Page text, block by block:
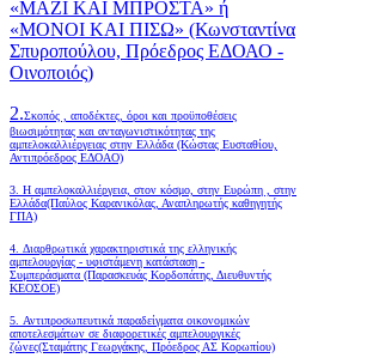
«ΜΑΖΙ ΚΑΙ ΜΠΡΟΣΤΑ» ή
«ΜΟΝΟΙ ΚΑΙ ΠΙΣΩ» (Κωνσταντίνα
Σπυροπούλου, Πρόεδρος ΕΔΟΑΟ -
Οινοποιός)
2.Σκοπός , αποδέκτες, όροι και προϋποθέσεις
βιωσιμότητας και ανταγωνιστικότητας της
αμπελοκαλλιέργειας στην Ελλάδα (Κώστας Ευσταθίου,
Αντιπρόεδρος ΕΔΟΑΟ)
3. Η αμπελοκαλλιέργεια, στον κόσμο, στην Ευρώπη , στην
Ελλάδα(Παύλος Καρανικόλας, Αναπληρωτής καθηγητής
ΓΠΑ)
4. Διαρθρωτικά χαρακτηριστικά της ελληνικής
αμπελουργίας - υφιστάμενη κατάσταση -
Συμπεράσματα (Παρασκευάς Κορδοπάτης, Διευθυντής
ΚΕΟΣΟΕ)
5. Αντιπροσωπευτικά παραδείγματα οικονομικών
αποτελεσμάτων σε διαφορετικές αμπελουργικές
ζώνες(Σταμάτης Γεωργάκης, Πρόεδρος ΑΣ Κορωπίου)